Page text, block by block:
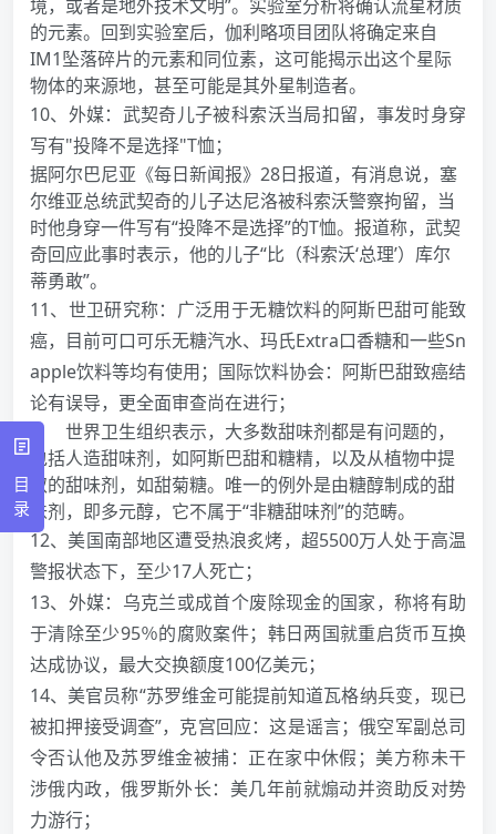
境，或者是地外技术文明”。实验室分析将确认流星材质
的元素。回到实验室后，伽利略项目团队将确定来自
IM1坠落碎片的元素和同位素，这可能揭示出这个星际
物体的来源地，甚至可能是其外星制造者。
10、外媒：武契奇儿子被科索沃当局扣留，事发时身穿
写有"投降不是选择"T恤；
据阿尔巴尼亚《每日新闻报》28日报道，有消息说，塞
尔维亚总统武契奇的儿子达尼洛被科索沃警察拘留，当
时他身穿一件写有“投降不是选择”的T恤。报道称，武契
奇回应此事时表示，他的儿子“比（科索沃‘总理’）库尔
蒂勇敢”。
11、世卫研究称：广泛用于无糖饮料的阿斯巴甜可能致
癌，目前可口可乐无糖汽水、玛氏Extra口香糖和一些Sn
apple饮料等均有使用；国际饮料协会：阿斯巴甜致癌结
论有误导，更全面审查尚在进行；
世界卫生组织表示，大多数甜味剂都是有问题的，
包括人造甜味剂，如阿斯巴甜和糖精，以及从植物中提
取的甜味剂，如甜菊糖。唯一的例外是由糖醇制成的甜
味剂，即多元醇，它不属于“非糖甜味剂”的范畴。
12、美国南部地区遭受热浪炙烤，超5500万人处于高温
警报状态下，至少17人死亡；
13、外媒：乌克兰或成首个废除现金的国家，称将有助
于清除至少95％的腐败案件；韩日两国就重启货币互换
达成协议，最大交换额度100亿美元；
14、美官员称“苏罗维金可能提前知道瓦格纳兵变，现已
被扣押接受调查”，克宫回应：这是谣言；俄空军副总司
令否认他及苏罗维金被捕：正在家中休假；美方称未干
涉俄内政，俄罗斯外长：美几年前就煽动并资助反对势
力游行；
目
录